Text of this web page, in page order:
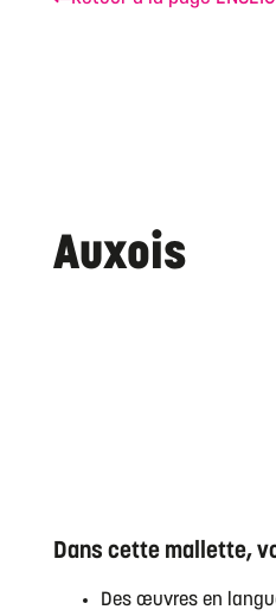
Auxois
Dans cette mallette,
Des œuvres en